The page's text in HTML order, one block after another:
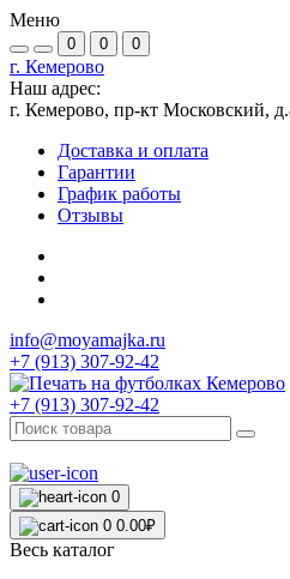
Меню
0 0 0
г. Кемерово
Наш адрес:
г. Кемерово, пр-кт Московский,
Доставка и оплата
Гарантии
График работы
Отзывы
info@moyamajka.ru
+7 (913) 307-92-42
+7 (913) 307-92-42
0
0 0.00₽
Весь каталог